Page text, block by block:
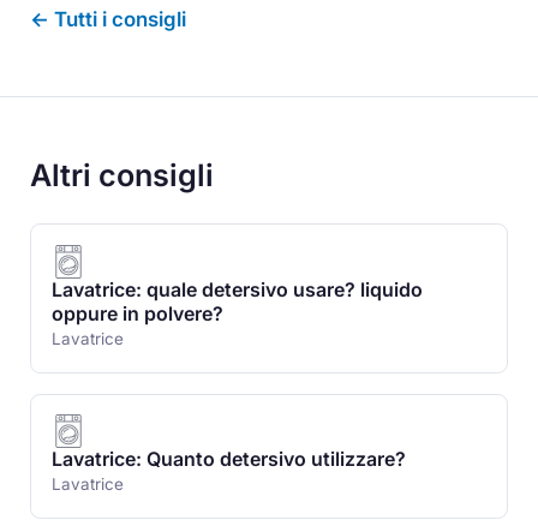
← Tutti i consigli
Altri consigli
Lavatrice: quale detersivo usare? liquido
oppure in polvere?
Lavatrice
Lavatrice: Quanto detersivo utilizzare?
Lavatrice